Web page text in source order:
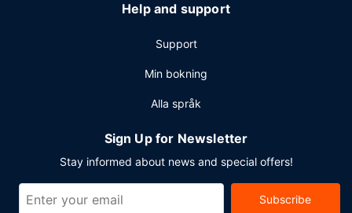
Help and support
Support
Min bokning
Alla språk
Sign Up for Newsletter
Stay informed about news and special offers!
Subscribe